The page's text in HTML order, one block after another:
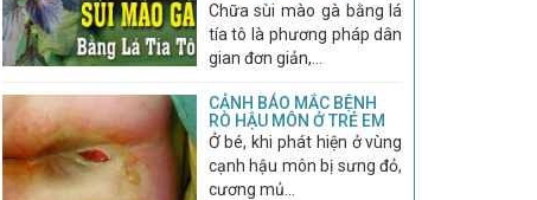
Chữa sùi mào gà bằng lá
tía tô là phương pháp dân
gian đơn giản,...
CẢNH BÁO MẮC BỆNH
RÒ HẬU MÔN Ở TRẺ EM
Ở bé, khi phát hiện ở vùng
cạnh hậu môn bị sưng đỏ,
cương mủ...